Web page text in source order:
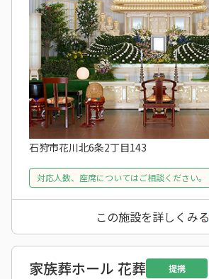
石狩市花川北6条2丁目143
対応人数、座席についてはご相談ください。
この施設を詳しくみる
家族葬ホール 花葬 提携